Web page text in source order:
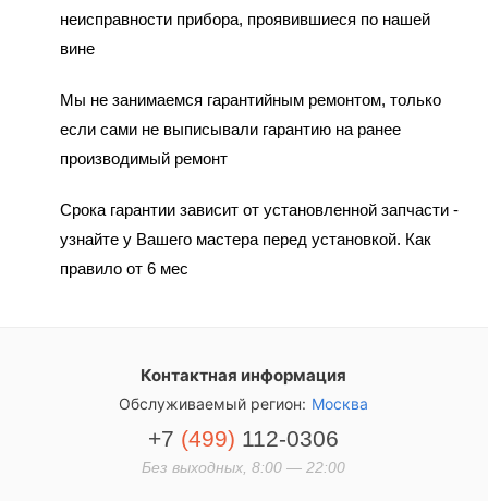
неисправности прибора, проявившиеся по нашей
вине
Мы не занимаемся гарантийным ремонтом, только
если сами не выписывали гарантию на ранее
производимый ремонт
Срока гарантии зависит от установленной запчасти -
узнайте у Вашего мастера перед установкой. Как
правило от 6 мес
Контактная информация
Обслуживаемый регион: Москва
+7 (499) 112-0306
Без выходных, 8:00 — 22:00